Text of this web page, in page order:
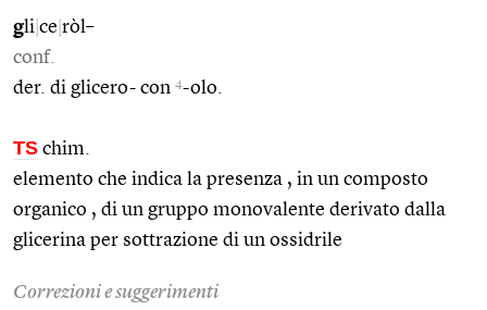
gli ce ròl–
conf.
der. di glicero- con 4-olo.
TS chim.
elemento che indica la presenza , in un composto
organico , di un gruppo monovalente derivato dalla
glicerina per sottrazione di un ossidrile
Correzioni e suggerimenti